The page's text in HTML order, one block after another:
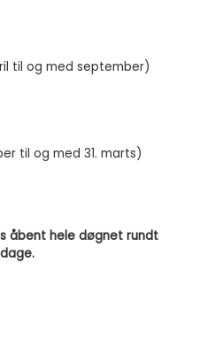
til og med september)
til og med 31. marts)
åbent hele døgnet rundt